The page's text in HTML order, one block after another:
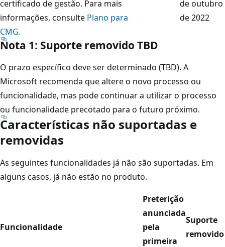
certificado de gestão. Para mais
informações, consulte Plano para
CMG.
de outubro
de 2022
Nota 1: Suporte removido TBD
O prazo específico deve ser determinado (TBD). A
Microsoft recomenda que altere o novo processo ou
funcionalidade, mas pode continuar a utilizar o processo
ou funcionalidade precotado para o futuro próximo.
Características não suportadas e
removidas
As seguintes funcionalidades já não são suportadas. Em
alguns casos, já não estão no produto.
Funcionalidade
Preterição
anunciada
pela
primeira
Suporte
removido